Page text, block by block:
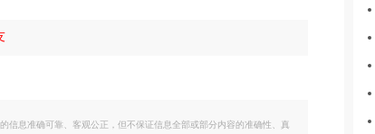
信息准确可靠、客观公正，但不保证信息全部或部分内容的准确性、真